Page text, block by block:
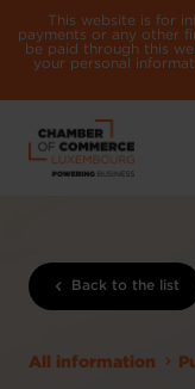
This website is for
payments or any other
be paid through this
your personal
Back to the list
All information